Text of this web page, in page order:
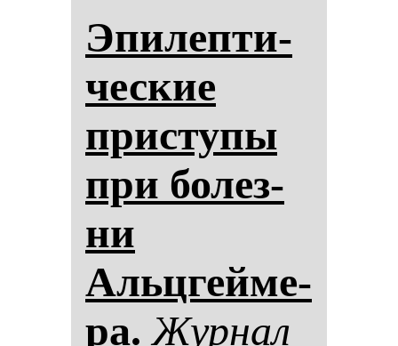
Эпи­леп­ти­
чес­кие
прис­ту­пы
при бо­лез­
ни
Альцгей­ме­
ра. Жур­нал